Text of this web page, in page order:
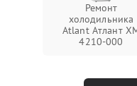
Ремонт
холодильника
Atlant Атлант
4210-000